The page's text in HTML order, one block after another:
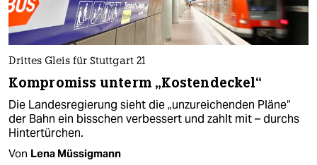
Drittes Gleis für Stuttgart 21
Kompromiss unterm „Kostendeckel“
Die Landesregierung sieht die „unzureichenden Pläne“
der Bahn ein bisschen verbessert und zahlt mit – durchs
Hintertürchen.
Von Lena Müssigmann